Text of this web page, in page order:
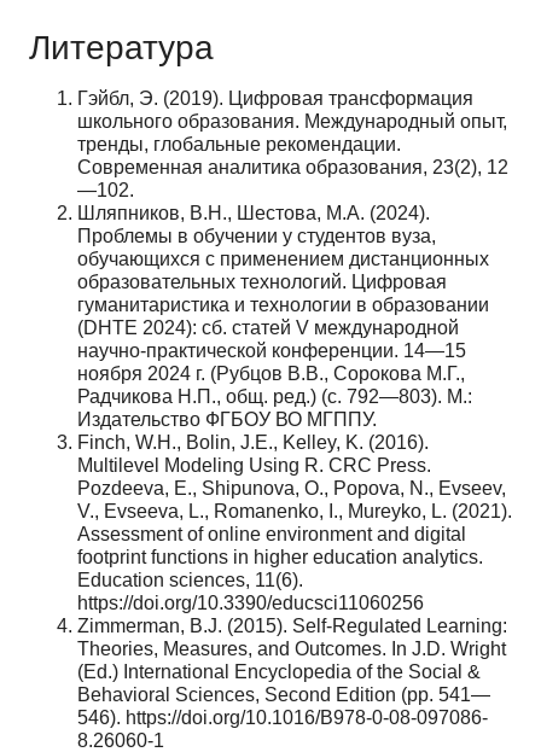
Литература
Гэйбл, Э. (2019). Цифровая трансформация
школьного образования. Международный опыт,
тренды, глобальные рекомендации.
Современная аналитика образования, 23(2), 12
—102.
Шляпников, В.Н., Шестова, М.А. (2024).
Проблемы в обучении у студентов вуза,
обучающихся с применением дистанционных
образовательных технологий. Цифровая
гуманитаристика и технологии в образовании
(DHTE 2024): сб. статей V международной
научно-практической конференции. 14—15
ноября 2024 г. (Рубцов В.В., Сорокова М.Г.,
Радчикова Н.П., общ. ред.) (с. 792—803). М.:
Издательство ФГБОУ ВО МГППУ.
Finch, W.H., Bolin, J.E., Kelley, K. (2016).
Multilevel Modeling Using R. CRC Press.
Pozdeeva, E., Shipunova, O., Popova, N., Evseev,
V., Evseeva, L., Romanenko, I., Mureyko, L. (2021).
Assessment of online environment and digital
footprint functions in higher education analytics.
Education sciences, 11(6).
https://doi.org/10.3390/educsci11060256
Zimmerman, B.J. (2015). Self-Regulated Learning:
Theories, Measures, and Outcomes. In J.D. Wright
(Ed.) International Encyclopedia of the Social &
Behavioral Sciences, Second Edition (pp. 541—
546). https://doi.org/10.1016/B978-0-08-097086-
8.26060-1